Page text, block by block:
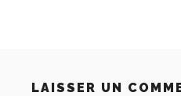
LAISSER UN